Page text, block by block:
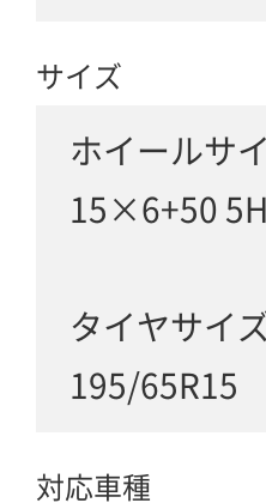
サイズ
ホイールサ
15×6+50
タイヤサイ
195/65R15
対応車種